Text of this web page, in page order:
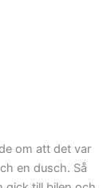
om att det var
en dusch. Så